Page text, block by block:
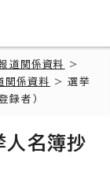
道関係資料
>
係資料
> 選挙
録者）
人名簿抄